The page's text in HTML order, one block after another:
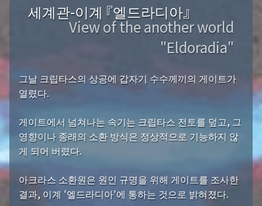
세계관-이계 『엘드라디아』
View of the another world
"Eldoradia"
그날 크립타스의 상공에 갑자기 수수께끼의 게이트가
열렸다.
게이트에서 넘쳐나는 속기는 크립타스 전토를 덮고, 그
영향이나 종래의 소환 방식은 정상적으로 기능하지 않
게 되어 버렸다.
아크라스 소환원은 원인 규명을 위해 게이트를 조사한
결과, 이계 '엘드라디아'에 통하는 것으로 밝혀졌다.